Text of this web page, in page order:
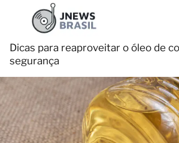
Dicas para reaproveitar o óleo de
segurança